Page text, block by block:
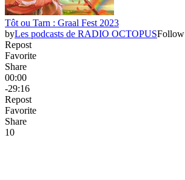
Tôt ou Tarn : Graal Fest 2023
byLes podcasts de RADIO OCTOPUSFollow
Repost
Favorite
Share
00:00
-29:16
Repost
Favorite
Share
10